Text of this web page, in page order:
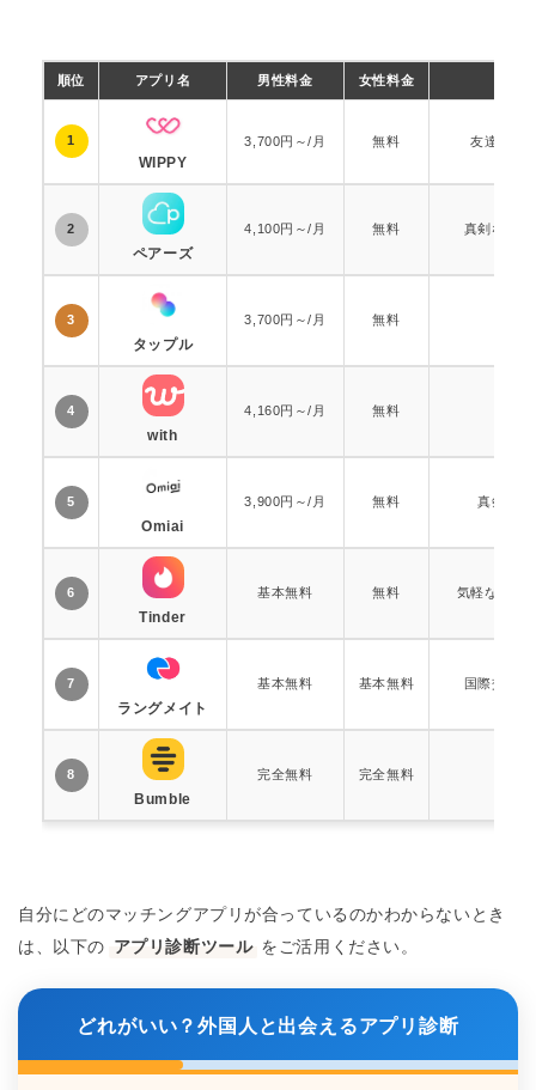
順位 アプリ名 男性料金 女性料金
1
WIPPY
3,700円～/月 無料 友達から
2
ペアーズ
4,100円～/月 無料 真剣な恋
3
タップル
3,700円～/月 無料
4
with
4,160円～/月 無料
5
Omiai
3,900円～/月 無料 真剣な
6
Tinder
基本無料 無料 気軽な出会
7
ラングメイト
基本無料 基本無料 国際交流
8
Bumble
完全無料 完全無料
自分にどのマッチングアプリが合っているのかわからないとき
は、以下の アプリ診断ツール をご活用ください。
どれがいい？外国人と出会えるアプリ診断